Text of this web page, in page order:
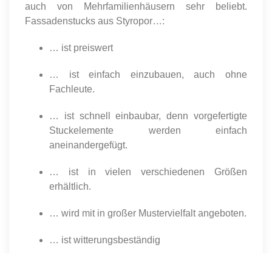
auch von Mehrfamilienhäusern sehr beliebt.
Fassadenstucks aus Styropor…:
… ist preiswert
… ist einfach einzubauen, auch ohne
Fachleute.
… ist schnell einbaubar, denn vorgefertigte
Stuckelemente werden einfach
aneinandergefügt.
… ist in vielen verschiedenen Größen
erhältlich.
… wird mit in großer Mustervielfalt angeboten.
… ist witterungsbeständig